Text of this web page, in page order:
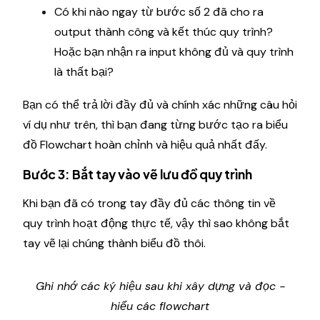
Có khi nào ngay từ bước số 2 đã cho ra
output thành công và kết thúc quy trình?
Hoặc bạn nhận ra input không đủ và quy trình
là thất bại?
Bạn có thể trả lời đầy đủ và chính xác những câu hỏi
ví dụ như trên, thì bạn đang từng bước tạo ra biểu
đồ Flowchart hoàn chỉnh và hiệu quả nhất đấy.
Bước 3: Bắt tay vào vẽ lưu đồ quy trình
Khi bạn đã có trong tay đầy đủ các thông tin về
quy trình hoạt động thực tế, vậy thì sao không bắt
tay vẽ lại chúng thành biểu đồ thôi.
Ghi nhớ các ký hiệu sau khi xây dựng và đọc -
hiểu các flowchart